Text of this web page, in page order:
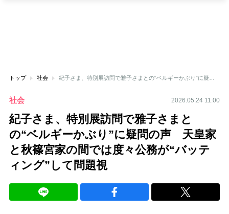
トップ 社会
社会 2026.05.24 11:00
紀子さま、特別展訪問で雅子さまと
の“ベルギーかぶり”に疑問の声 天皇家
と秋篠宮家の間では度々公務が“バッテ
ィング”して問題視